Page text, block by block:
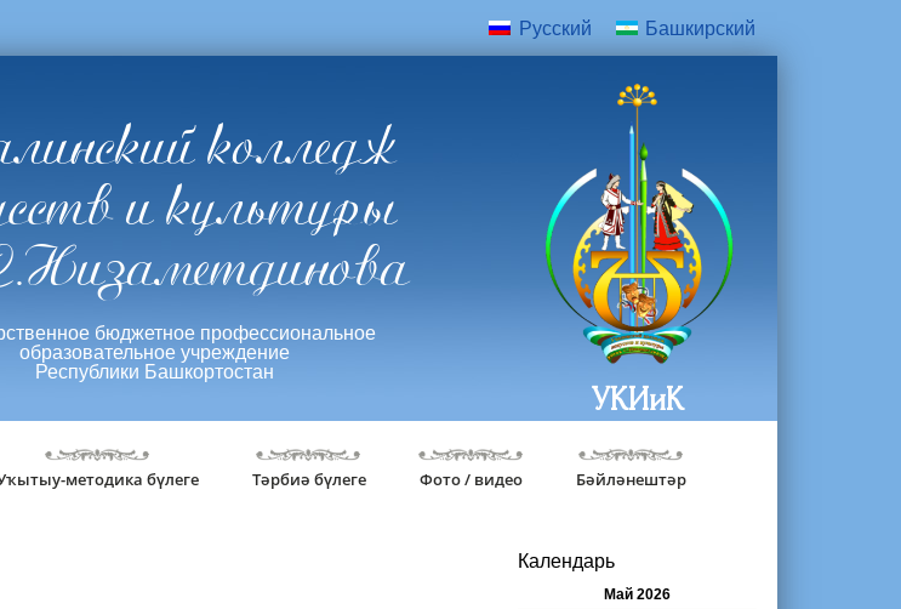
Русский Башкирский
колледж
и культуры
бюджетное профессиональное
образовательное учреждение
Республики Башкортостан
УКИиК
методика бүлеге Тәрбиә бүлеге Фото / видео Бәйләнештәр
Календарь
Май 2026